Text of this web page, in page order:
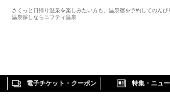
さくっと日帰り温泉を楽しみたい方も、温泉宿を予約してのんび
温泉探しならニフティ温泉
電子チケット・クーポン 特集・ニュ